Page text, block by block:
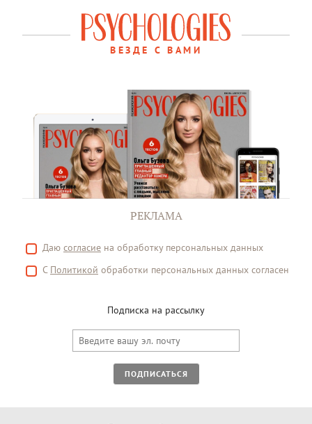
ВЕЗДЕ С ВАМИ
РЕКЛАМА
Даю согласие на обработку персональных данных
С Политикой обработки персональных данных согласен
Подписка на рассылку
ПОДПИСАТЬСЯ